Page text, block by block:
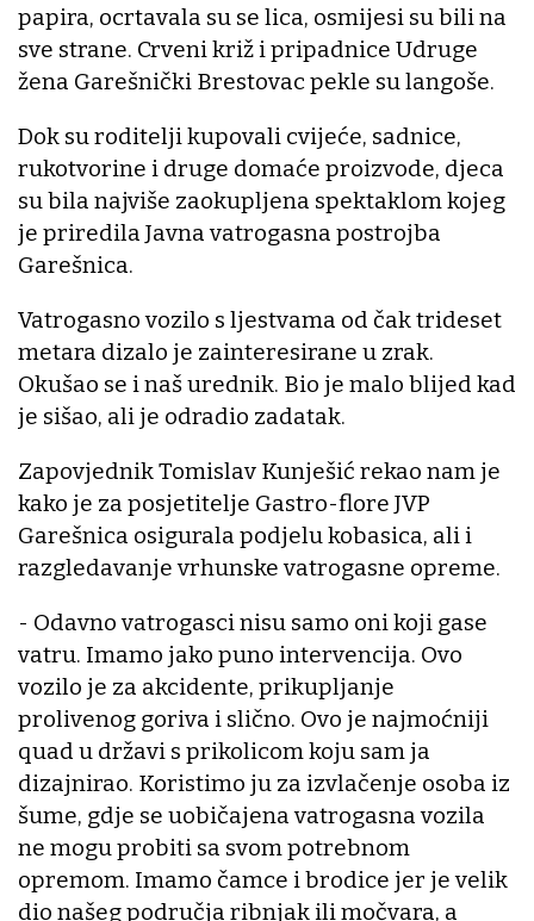
papira, ocrtavala su se lica, osmijesi su bili na
sve strane. Crveni križ i pripadnice Udruge
žena Garešnički Brestovac pekle su langoše.
Dok su roditelji kupovali cvijeće, sadnice,
rukotvorine i druge domaće proizvode, djeca
su bila najviše zaokupljena spektaklom kojeg
je priredila Javna vatrogasna postrojba
Garešnica.
Vatrogasno vozilo s ljestvama od čak trideset
metara dizalo je zainteresirane u zrak.
Okušao se i naš urednik. Bio je malo blijed kad
je sišao, ali je odradio zadatak.
Zapovjednik Tomislav Kunješić rekao nam je
kako je za posjetitelje Gastro-flore JVP
Garešnica osigurala podjelu kobasica, ali i
razgledavanje vrhunske vatrogasne opreme.
- Odavno vatrogasci nisu samo oni koji gase
vatru. Imamo jako puno intervencija. Ovo
vozilo je za akcidente, prikupljanje
prolivenog goriva i slično. Ovo je najmoćniji
quad u državi s prikolicom koju sam ja
dizajnirao. Koristimo ju za izvlačenje osoba iz
šume, gdje se uobičajena vatrogasna vozila
ne mogu probiti sa svom potrebnom
opremom. Imamo čamce i brodice jer je velik
dio našeg područja ribnjak ili močvara, a